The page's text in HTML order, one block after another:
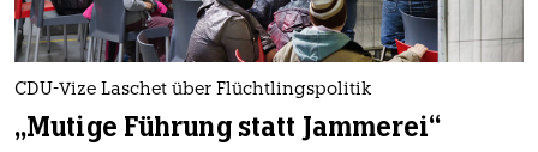
CDU-Vize Laschet über Flüchtlingspolitik
„Mutige Führung statt Jammerei“